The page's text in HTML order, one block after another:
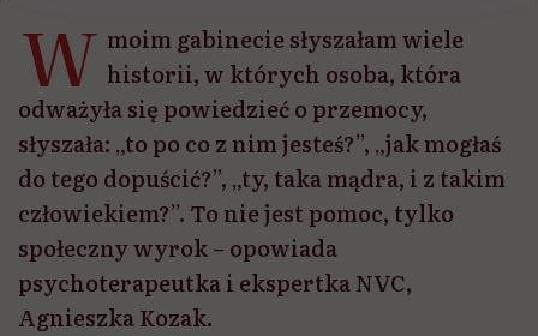
W moim gabinecie słyszałam wiele
historii, w których osoba, która
odważyła się powiedzieć o przemocy,
słyszała: „to po co z nim jesteś?”, „jak mogłaś
do tego dopuścić?”, „ty, taka mądra, i z takim
człowiekiem?”. To nie jest pomoc, tylko
społeczny wyrok – opowiada
psychoterapeutka i ekspertka NVC,
Agnieszka Kozak.